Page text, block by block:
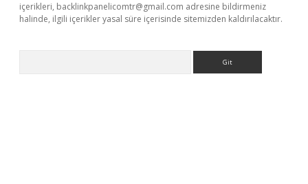
içerikleri, backlinkpanelicomtr@gmail.com adresine bildirmeniz
halinde, ilgili içerikler yasal süre içerisinde sitemizden kaldırılacaktır.